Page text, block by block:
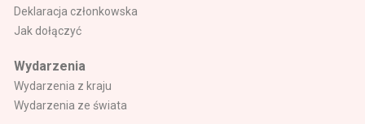
Deklaracja członkowska
Jak dołączyć
Wydarzenia
Wydarzenia z kraju
Wydarzenia ze świata